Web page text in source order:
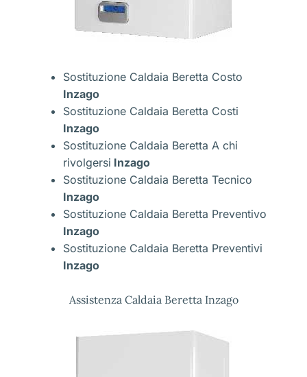
Sostituzione Caldaia Beretta Costo
Inzago
Sostituzione Caldaia Beretta Costi
Inzago
Sostituzione Caldaia Beretta A chi
rivolgersi Inzago
Sostituzione Caldaia Beretta Tecnico
Inzago
Sostituzione Caldaia Beretta Preventivo
Inzago
Sostituzione Caldaia Beretta Preventivi
Inzago
Assistenza Caldaia Beretta Inzago